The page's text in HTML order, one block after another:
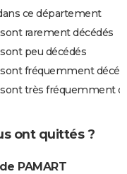
ce département
rarement décédés
peu décédés
fréquemment
très fréquemment
ont quittés ?
PAMART